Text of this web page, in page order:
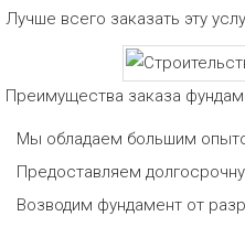
Лучше всего заказать эту
Преимущества заказа
Мы обладаем большим
Предоставляем
Возводим фундамент от